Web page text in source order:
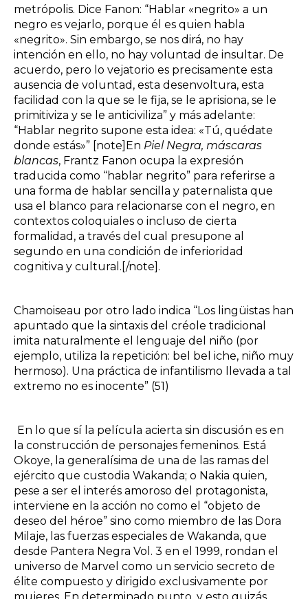
metrópolis. Dice Fanon: “Hablar «negrito» a un
negro es vejarlo, porque él es quien habla
«negrito». Sin embargo, se nos dirá, no hay
intención en ello, no hay voluntad de insultar. De
acuerdo, pero lo vejatorio es precisamente esta
ausencia de voluntad, esta desenvoltura, esta
facilidad con la que se le fija, se le aprisiona, se le
primitiviza y se le anticiviliza” y más adelante:
“Hablar negrito supone esta idea: «Tú, quédate
donde estás»” [note]En Piel Negra, máscaras
blancas, Frantz Fanon ocupa la expresión
traducida como “hablar negrito” para referirse a
una forma de hablar sencilla y paternalista que
usa el blanco para relacionarse con el negro, en
contextos coloquiales o incluso de cierta
formalidad, a través del cual presupone al
segundo en una condición de inferioridad
cognitiva y cultural.[/note].
Chamoiseau por otro lado indica “Los lingüistas han
apuntado que la sintaxis del créole tradicional
imita naturalmente el lenguaje del niño (por
ejemplo, utiliza la repetición: bel bel iche, niño muy
hermoso). Una práctica de infantilismo llevada a tal
extremo no es inocente” (51)
En lo que sí la película acierta sin discusión es en
la construcción de personajes femeninos. Está
Okoye, la generalísima de una de las ramas del
ejército que custodia Wakanda; o Nakia quien,
pese a ser el interés amoroso del protagonista,
interviene en la acción no como el “objeto de
deseo del héroe” sino como miembro de las Dora
Milaje, las fuerzas especiales de Wakanda, que
desde Pantera Negra Vol. 3 en el 1999, rondan el
universo de Marvel como un servicio secreto de
élite compuesto y dirigido exclusivamente por
mujeres. En determinado punto, y esto quizás